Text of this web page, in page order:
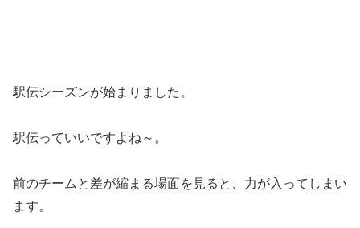
駅伝シーズンが始まりました。
駅伝っていいですよね～。
前のチームと差が縮まる場面を見ると、力が入ってしまい
ます。